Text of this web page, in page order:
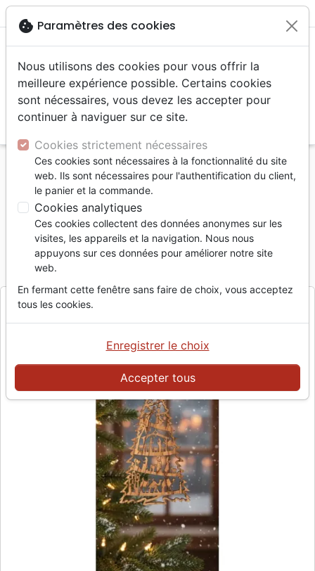
menu
Accueil Divers
Objets cadeaux
Décoration "Naissance de Jésus" en bois d'olivier
Décoration "Naissance de Jésus" en
bois d'olivier
RéférencePRAI7431 EAN3700318974310
Editeur Praisent
cookie Paramètres des cookies
Nous utilisons des cookies pour vous offrir la
meilleure expérience possible. Certains cookies
sont nécessaires, vous devez les accepter pour
continuer à naviguer sur ce site.
Cookies strictement nécessaires
Ces cookies sont nécessaires à la fonctionnalité du site
web. Ils sont nécessaires pour l'authentification du client,
le panier et la commande.
Cookies analytiques
Ces cookies collectent des données anonymes sur les
visites, les appareils et la navigation. Nous nous
appuyons sur ces données pour améliorer notre site
web.
En fermant cette fenêtre sans faire de choix, vous acceptez
tous les cookies.
Accepter tous
Enregistrer le choix